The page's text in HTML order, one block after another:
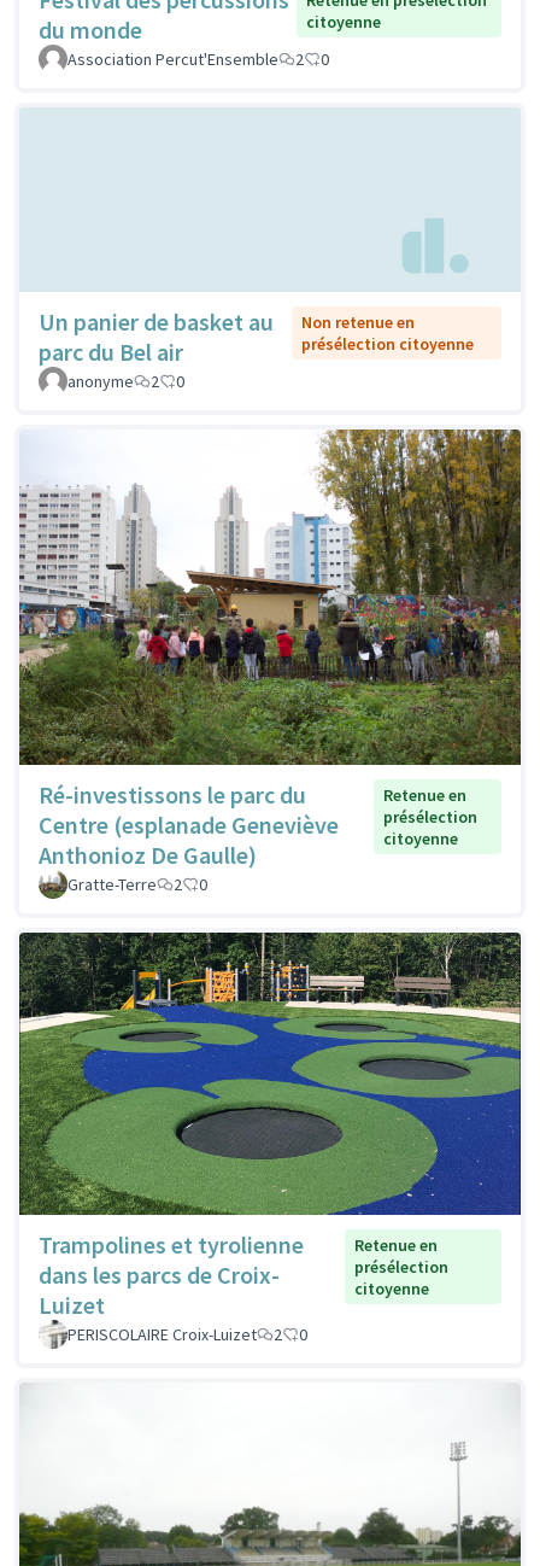
du monde
citoyenne
Association Percut'Ensemble
2 0
Un panier de basket au
parc du Bel air
Non retenue en
présélection citoyenne
anonyme
2 0
Ré-investissons le parc du
Centre (esplanade Geneviève
Anthonioz De Gaulle)
Retenue en
présélection
citoyenne
Gratte-Terre 2 0
Trampolines et tyrolienne
dans les parcs de Croix-
Luizet
Retenue en
présélection
citoyenne
PERISCOLAIRE Croix-Luizet 2 0